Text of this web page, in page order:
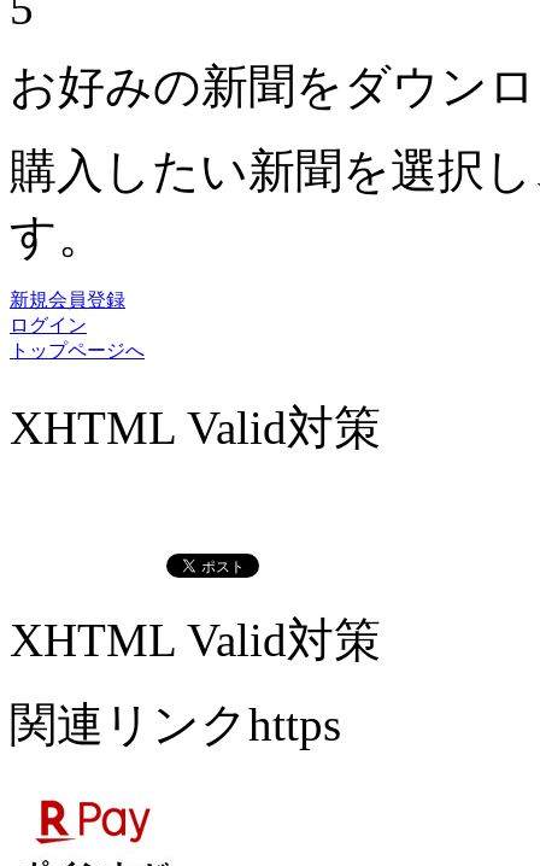
お好みの新聞をダウン
購入したい新聞を選択
す。
新規会員登録
ログイン
トップページへ
XHTML Valid対策
XHTML Valid対策
関連リンクhttps